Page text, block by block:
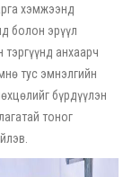
хэмжээнд
болон эрүүл
анхаарч
тус эмнэлгийн
бүрдүүлэн
тоног